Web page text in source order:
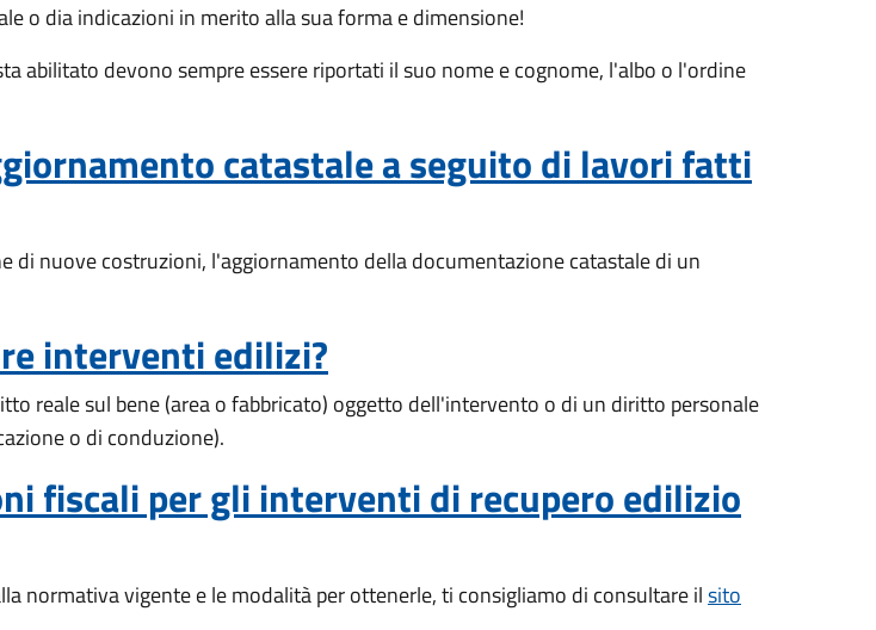
o dia indicazioni in merito alla sua forma e dimensione!
abilitato devono sempre essere riportati il suo nome e cognome, l'albo o l'ordine
catastale a seguito di lavori fatti
di nuove costruzioni, l'aggiornamento della documentazione catastale di un
interventi edilizi?
reale sul bene (area o fabbricato) oggetto dell'intervento o di un diritto personale
o di conduzione).
fiscali per gli interventi di recupero edilizio
normativa vigente e le modalità per ottenerle, ti consigliamo di consultare ilsito